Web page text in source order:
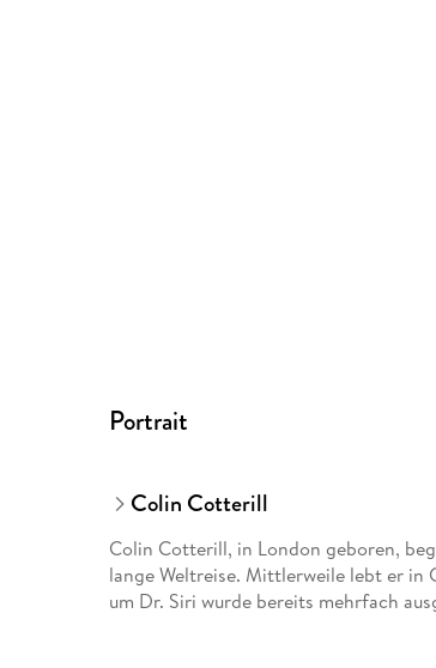
Portrait
Colin Cotterill
Colin Cotterill, in London geboren,
lange Weltreise. Mittlerweile lebt er in
um Dr. Siri wurde bereits mehrfach